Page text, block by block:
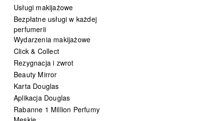
Usługi makijażowe
Bezpłatne usługi w każdej
perfumerii
Wydarzenia makijażowe
Click & Collect
Rezygnacja i zwrot
Beauty Mirror
Karta Douglas
Aplikacja Douglas
Rabanne 1 Million Perfumy